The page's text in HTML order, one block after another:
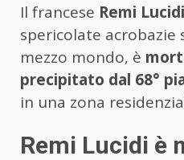
Il francese Remi Lucidi
spericolate acrobazie
mezzo mondo, è
precipitato dal 68°
in una zona
Remi Lucidi è